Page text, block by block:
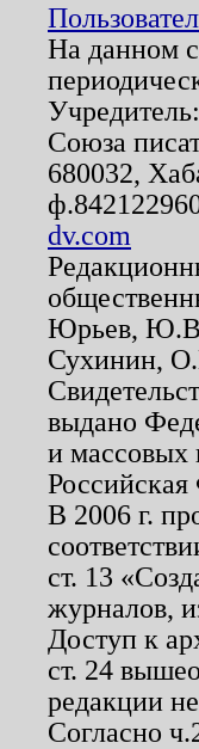
На данном
Союза
680032,
dv.com
Юрьев,
Сухинин,
выдано
и массовых
В 2006 г.
ст. 13
журналов,
Доступ к
ст. 24
редакции
Согласно